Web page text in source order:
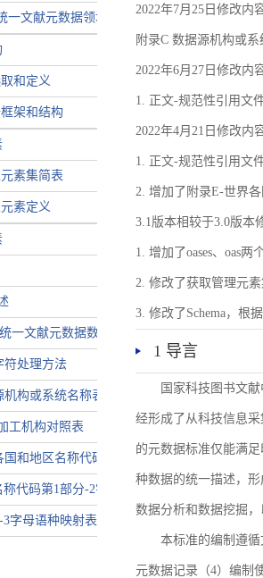
一文献元数据领域模型的验证
和定义
架和结构
素集简表
素定义
一文献元数据数据唯一标识符规则
符处理方法
构或系统名称表
工机构对照表
国和地区名称代码-2字母代码（GB/T 2659-
代码第1部分-2字母代码（GB/T 4880.1-2005
3字母语种映射表
2022年7月25日修改内
附录C 数据源机构或
2022年6月27日修改内
1. 正文-规范性引用文
2022年4月21日修改内
1. 正文-规范性引用文
2. 增加了附录E-世界
3.1版本相较于3.0版本
1. 增加了oases、oas
2. 修改了获取管理元
3. 修改了Schema，根
1 导言
国家科技图书文
经形成了从科技信息
的元数据标准仅能满
种数据的统一描述，
数据分析和数据挖掘
本标准的编制遵
元数据记录（4）编制